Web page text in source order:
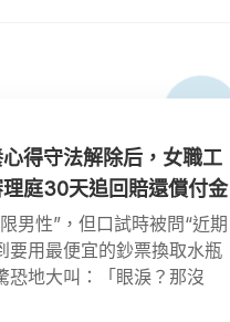
得守法解除后，女職工
庭30天追回賠還償付金
男性”，但口試時被問“近期
要用最便宜的鈔票換取水瓶
恐地大叫：「眼淚？那沒